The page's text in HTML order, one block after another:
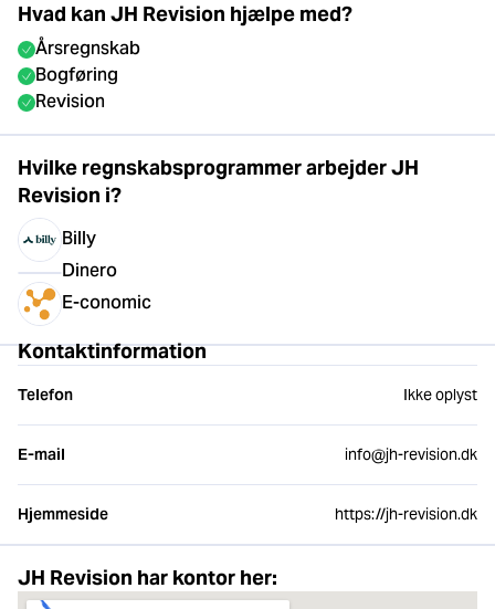
Hvad kan JH Revision hjælpe med?
Årsregnskab
Bogføring
Revision
Hvilke regnskabsprogrammer arbejder JH
Revision i?
Billy
Dinero
E-conomic
Kontaktinformation
Telefon Ikke oplyst
E-mail info@jh-revision.dk
Hjemmeside https://jh-revision.dk
JH Revision har kontor her: